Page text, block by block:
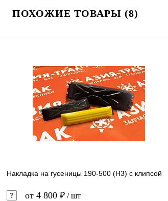
ПОХОЖИЕ ТОВАРЫ (8)
Накладка на гусеницы 190-500 (H3) с клипсой
от 4 800 ₽ / шт